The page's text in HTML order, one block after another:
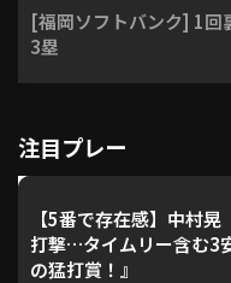
[福岡ソフトバンク] 1回
3塁
注目プレー
【5番で存在感】中村
打撃…タイムリー含む3
の猛打賞！』